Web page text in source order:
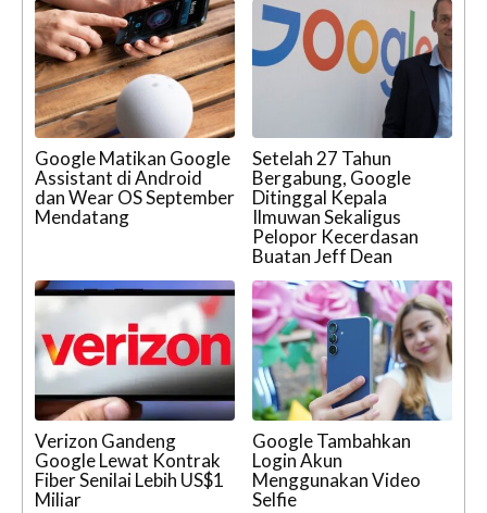
Google Matikan Google
Assistant di Android
dan Wear OS September
Mendatang
Setelah 27 Tahun
Bergabung, Google
Ditinggal Kepala
Ilmuwan Sekaligus
Pelopor Kecerdasan
Buatan Jeff Dean
Verizon Gandeng
Google Lewat Kontrak
Fiber Senilai Lebih US$1
Miliar
Google Tambahkan
Login Akun
Menggunakan Video
Selfie